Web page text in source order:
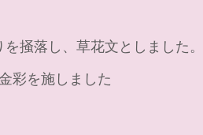
掻落し、草花文としました
彩を施しました